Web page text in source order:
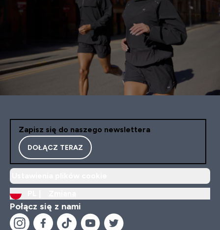
Zapisz się do naszego newslettera
DOŁĄCZ TERAZ
Połącz się z nami